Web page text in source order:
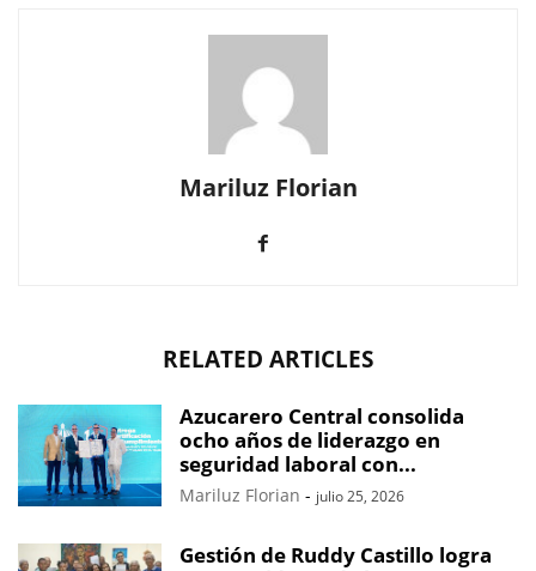
Mariluz Florian
RELATED ARTICLES
Azucarero Central consolida
ocho años de liderazgo en
seguridad laboral con...
Mariluz Florian - julio 25, 2026
Gestión de Ruddy Castillo logra